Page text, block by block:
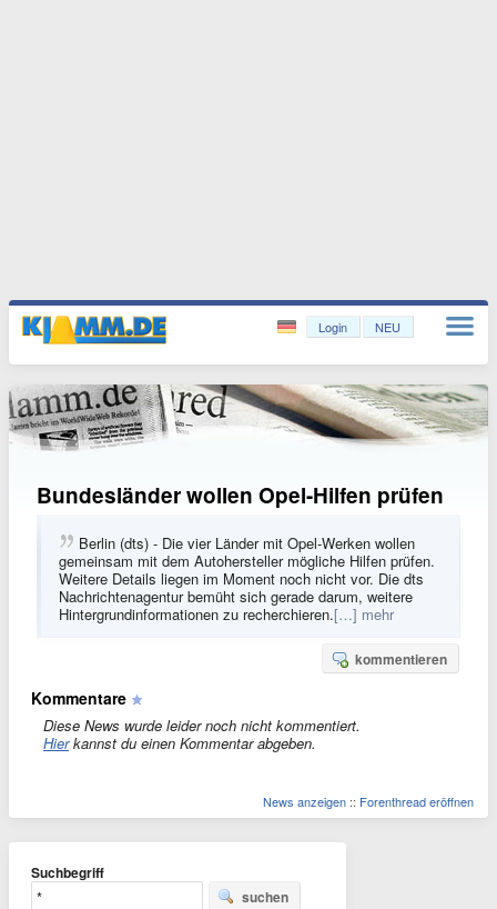
Login NEU
Bundesländer wollen Opel-Hilfen prüfen
Berlin (dts) - Die vier Länder mit Opel-Werken wollen
gemeinsam mit dem Autohersteller mögliche Hilfen prüfen.
Weitere Details liegen im Moment noch nicht vor. Die dts
Nachrichtenagentur bemüht sich gerade darum, weitere
Hintergrundinformationen zu recherchieren.[…] mehr
kommentieren
Kommentare
Diese News wurde leider noch nicht kommentiert.
Hierkannst du einen Kommentar abgeben.
News anzeigen :: Forenthread eröffnen
Suchbegriff
suchen